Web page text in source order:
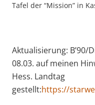
Tafel der “Mission” in
Aktualisierung: B’90/
08.03. auf meinen
Hess. Landtag
gestellt:https://